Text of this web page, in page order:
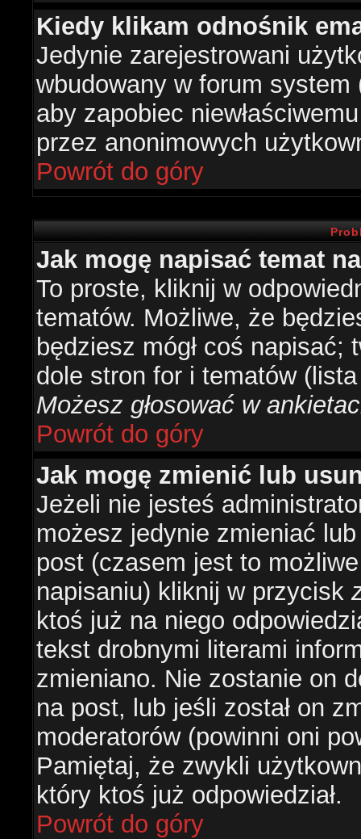
Kiedy klikam odnośnik
Jedynie zarejestrowani
wbudowany w forum system
aby zapobiec
przez anonimowych
Powrót do góry
Jak mogę napisać temat
To proste, kliknij w
tematów. Możliwe, że
będziesz mógł coś
dole stron for i tematów
Możesz głosować w
Powrót do góry
Jak mogę zmienić lub
Jeżeli nie jesteś
możesz jedynie zmieniać
post (czasem jest to
napisaniu) kliknij w przycisk
ktoś już na niego
tekst drobnymi literami
zmieniano. Nie zostanie on
na post, lub jeśli został on
moderatorów (powinni oni
Pamiętaj, że zwykli
który ktoś już odpowiedział.
Powrót do góry